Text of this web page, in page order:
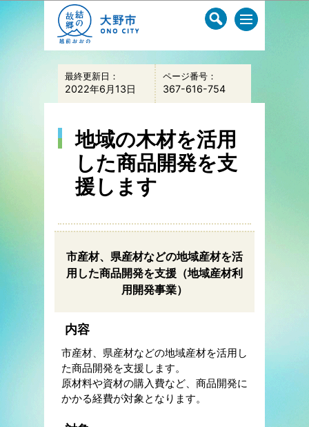
このページの本文へ移動
最終更新日：
2022年6月13日
ページ番号：
367-616-754
地域の木材を活用
した商品開発を支
援します
市産材、県産材などの地域産材を活
用した商品開発を支援（地域産材利
用開発事業）
内容
市産材、県産材などの地域産材を活用し
た商品開発を支援します。
原材料や資材の購入費など、商品開発に
かかる経費が対象となります。